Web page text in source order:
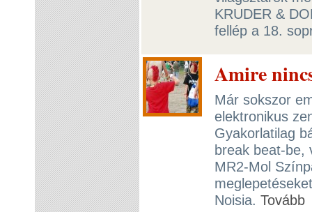
KRUDER &
fellép a 18.
Amire
Már sokszor
elektronikus
Gyakorlatilag
break beat-be,
MR2-Mol
Noisia. Tovább